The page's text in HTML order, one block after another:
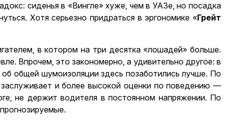
сиденья в «Вингле» хуже, чем в УАЗе, но посадка
Хотя серьезно придраться в эргономике «Грейт
в котором на три десятка «лошадей» больше.
Впрочем, это закономерно, а удивительно другое: в
общей шумоизоляции здесь позаботились лучше. По
заслуживает и более высокой оценки по поведению —
не держит водителя в постоянном напряжении. По